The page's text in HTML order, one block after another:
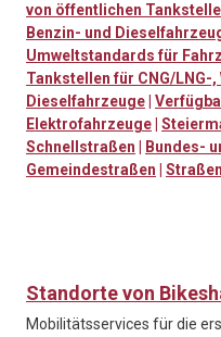
von öffentlichen
Benzin- und
Umweltstandards für
Tankstellen für CNG/LNG-
Dieselfahrzeuge
Elektrofahrzeuge
Schnellstraßen
Bundes-
Gemeindestraßen
Standorte von
Mobilitätsservices für die